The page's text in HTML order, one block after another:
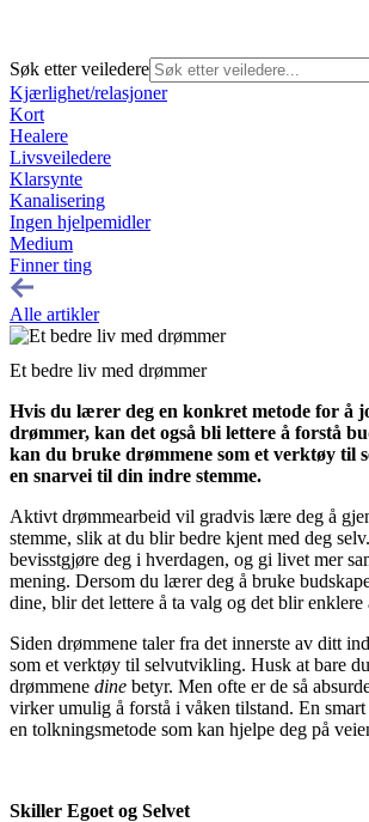
Søk etter veiledere
Kjærlighet/relasjoner
Kort
Healere
Livsveiledere
Klarsynte
Kanalisering
Ingen hjelpemidler
Medium
Finner ting
Alle artikler
Et bedre liv med drømmer
Hvis du lærer deg en konkret metode for å
drømmer, kan det også bli lettere å forstå
kan du bruke drømmene som et verktøy til
en snarvei til din indre stemme.
Aktivt drømmearbeid vil gradvis lære deg å
stemme, slik at du blir bedre kjent med deg
bevisstgjøre deg i hverdagen, og gi livet mer
mening. Dersom du lærer deg å bruke
dine, blir det lettere å ta valg og det blir enklere
Siden drømmene taler fra det innerste av ditt
som et verktøy til selvutvikling. Husk at bare
drømmene dine betyr. Men ofte er de så
virker umulig å forstå i våken tilstand. En
en tolkningsmetode som kan hjelpe deg på
Skiller Egoet og Selvet